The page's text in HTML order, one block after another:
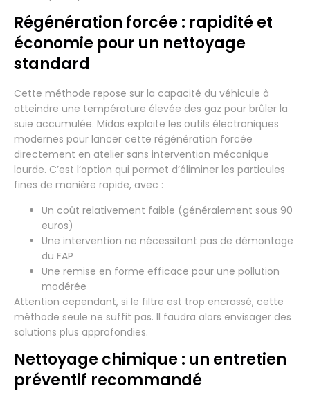
Régénération forcée : rapidité et
économie pour un nettoyage
standard
Cette méthode repose sur la capacité du véhicule à
atteindre une température élevée des gaz pour brûler la
suie accumulée. Midas exploite les outils électroniques
modernes pour lancer cette régénération forcée
directement en atelier sans intervention mécanique
lourde. C’est l’option qui permet d’éliminer les particules
fines de manière rapide, avec :
Un coût relativement faible (généralement sous 90
euros)
Une intervention ne nécessitant pas de démontage
du FAP
Une remise en forme efficace pour une pollution
modérée
Attention cependant, si le filtre est trop encrassé, cette
méthode seule ne suffit pas. Il faudra alors envisager des
solutions plus approfondies.
Nettoyage chimique : un entretien
préventif recommandé